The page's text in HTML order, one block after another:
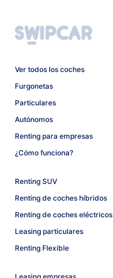
Ver todos los coches
Furgonetas
Particulares
Autónomos
Renting para empresas
¿Cómo funciona?
Renting SUV
Renting de coches híbridos
Renting de coches eléctricos
Leasing particulares
Renting Flexible